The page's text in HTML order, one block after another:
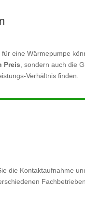
eine Wärmepumpe
Preis, sondern auch die
Verhältnis finden.
die Kontaktaufnahme